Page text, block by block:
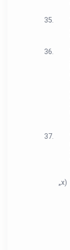
35.
36.
37.
„x)